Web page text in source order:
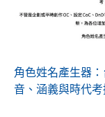
角色姓名產生器
音、涵義與時代考